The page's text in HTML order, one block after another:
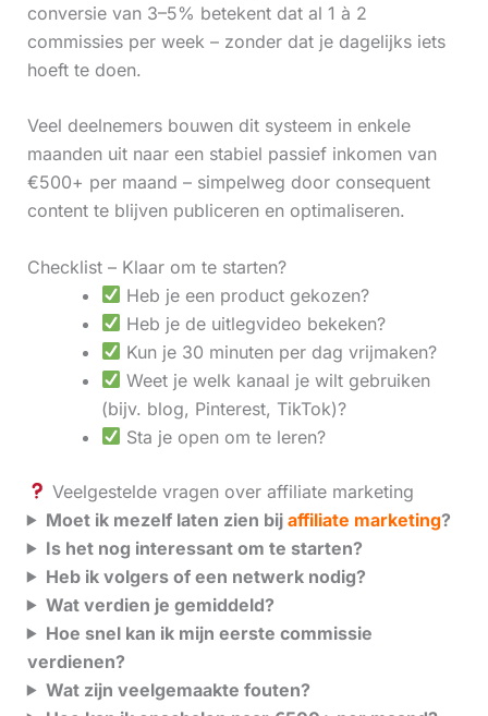
conversie van 3–5% betekent dat al 1 à 2
commissies per week – zonder dat je dagelijks iets
hoeft te doen.
Veel deelnemers bouwen dit systeem in enkele
maanden uit naar een stabiel passief inkomen van
€500+ per maand – simpelweg door consequent
content te blijven publiceren en optimaliseren.
Checklist – Klaar om te starten?
Heb je een product gekozen?
Heb je de uitlegvideo bekeken?
Kun je 30 minuten per dag vrijmaken?
Weet je welk kanaal je wilt gebruiken
(bijv. blog, Pinterest, TikTok)?
Sta je open om te leren?
Veelgestelde vragen over affiliate marketing
Moet ik mezelf laten zien bij affiliate marketing?
Is het nog interessant om te starten?
Heb ik volgers of een netwerk nodig?
Wat verdien je gemiddeld?
Hoe snel kan ik mijn eerste commissie
verdienen?
Wat zijn veelgemaakte fouten?